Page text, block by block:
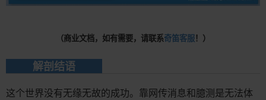
（商业文档，如有需要，请联系奇笛客服！ ）
解剖结语
这个世界没有无缘无故的成功。靠网传消息和臆测是无法体